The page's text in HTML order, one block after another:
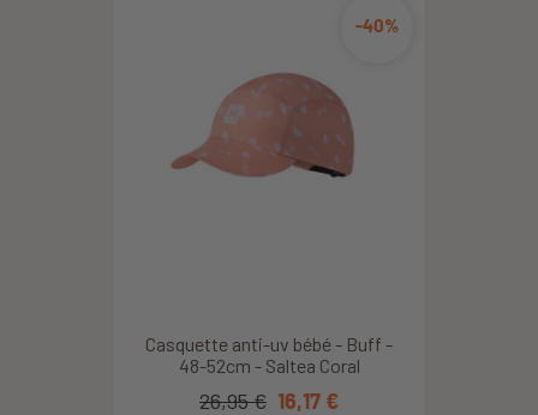
Casquette anti-uv bébé - Buff -
48-52cm - Saltea Coral
-40%
26,95 € 16,17 €